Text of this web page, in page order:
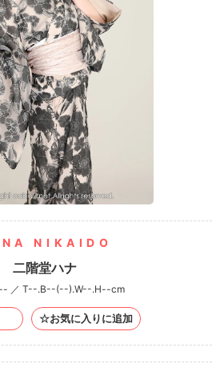
NIKAIDO
二階堂ハナ
／ T--.B--(--).W--.H--cm
☆お気に入りに追加